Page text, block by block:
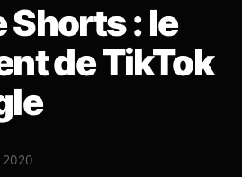
Shorts : le
de TikTok
2020